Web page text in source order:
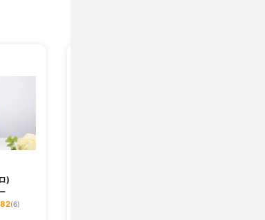
)
(6)